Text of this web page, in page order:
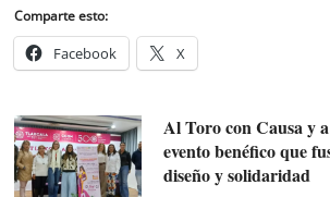
Comparte esto:
Facebook X
Al Toro con Causa y
evento benéfico que
diseño y solidaridad